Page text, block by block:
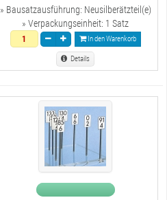
» Bausatzausführung: Neusilberätzteil(e)
» Verpackungseinheit: 1 Satz
In den Warenkorb
Details